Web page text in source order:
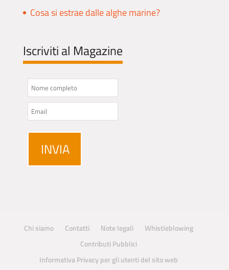
Cosa si estrae dalle alghe marine?
Iscriviti al Magazine
Chi siamo Contatti Note legali
Whistleblowing
Contributi Pubblici
Informativa Privacy per gli utenti del sito web